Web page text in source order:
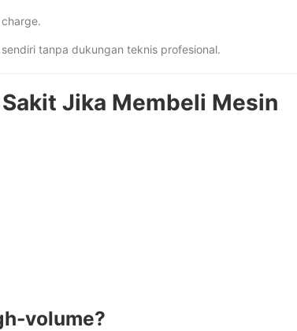
tanpa dukungan teknis profesional.
Jika Membeli Mesin
volume?